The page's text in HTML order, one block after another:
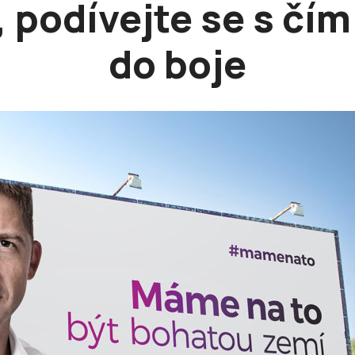
podívejte se s
do boje